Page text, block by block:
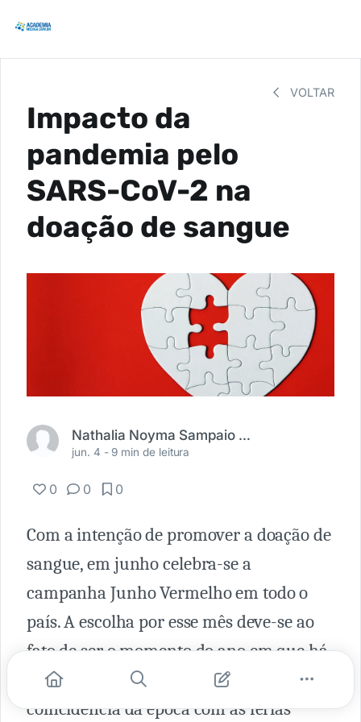
VOLTAR
Impacto da
pandemia pelo
SARS-CoV-2 na
doação de sangue
Nathalia Noyma Sampaio Magalhães
jun. 4 - 9 min de leitura
0 0 0
Com a intenção de promover a doação de
sangue, em junho celebra-se a
campanha Junho Vermelho em todo o
país. A escolha por esse mês deve-se ao
fato de ser o momento do ano em que há
menor comparecimento de doadores pela
coincidência da época com as férias